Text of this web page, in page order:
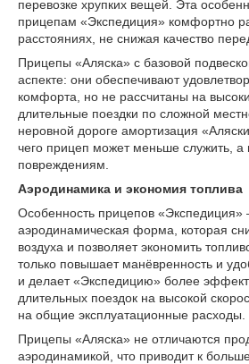
перевозке хрупких вещей. Эта
прицепам «Экспедиция» комфортно
расстояниях, не снижая качество
Прицепы «Аляска» с базовой
аспекте: они обеспечивают
комфорта, но не рассчитаны на
длительные поездки по сложной
неровной дороге амортизация
чего прицеп может меньше служить, а
повреждениям.
Аэродинамика и экономия топлива
Особенность прицепов
аэродинамическая форма, которая
воздуха и позволяет экономить
только повышает манёвренность и
и делает «Экспедицию» более
длительных поездок на высокой
на общие эксплуатационные расходы.
Прицепы «Аляска» не отличаются
аэродинамикой, что приводит к